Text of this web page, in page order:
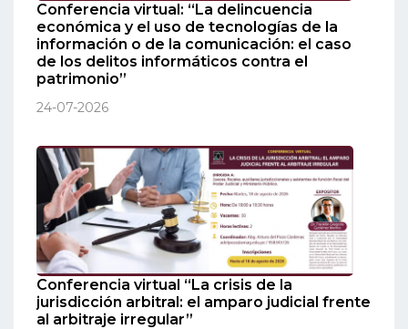
Conferencia virtual: “La delincuencia
económica y el uso de tecnologías de la
información o de la comunicación: el caso
de los delitos informáticos contra el
patrimonio”
24-07-2026
Conferencia virtual “La crisis de la
jurisdicción arbitral: el amparo judicial frente
al arbitraje irregular”